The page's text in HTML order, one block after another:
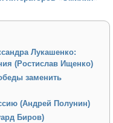
Лукашенко:
(Ростислав Ищенко)
заменить
(Андрей Полунин)
Биров)